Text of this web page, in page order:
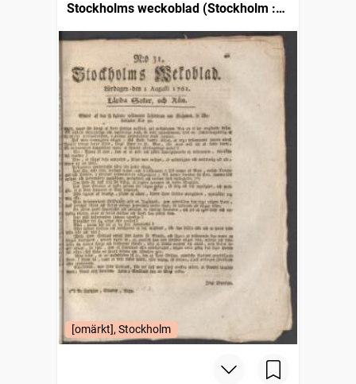
Stockholms weckoblad (Stockholm :
1745)
[omärkt], Stockholm